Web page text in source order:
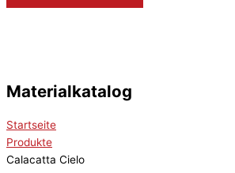
Materialkatalog
Startseite
Produkte
Calacatta Cielo